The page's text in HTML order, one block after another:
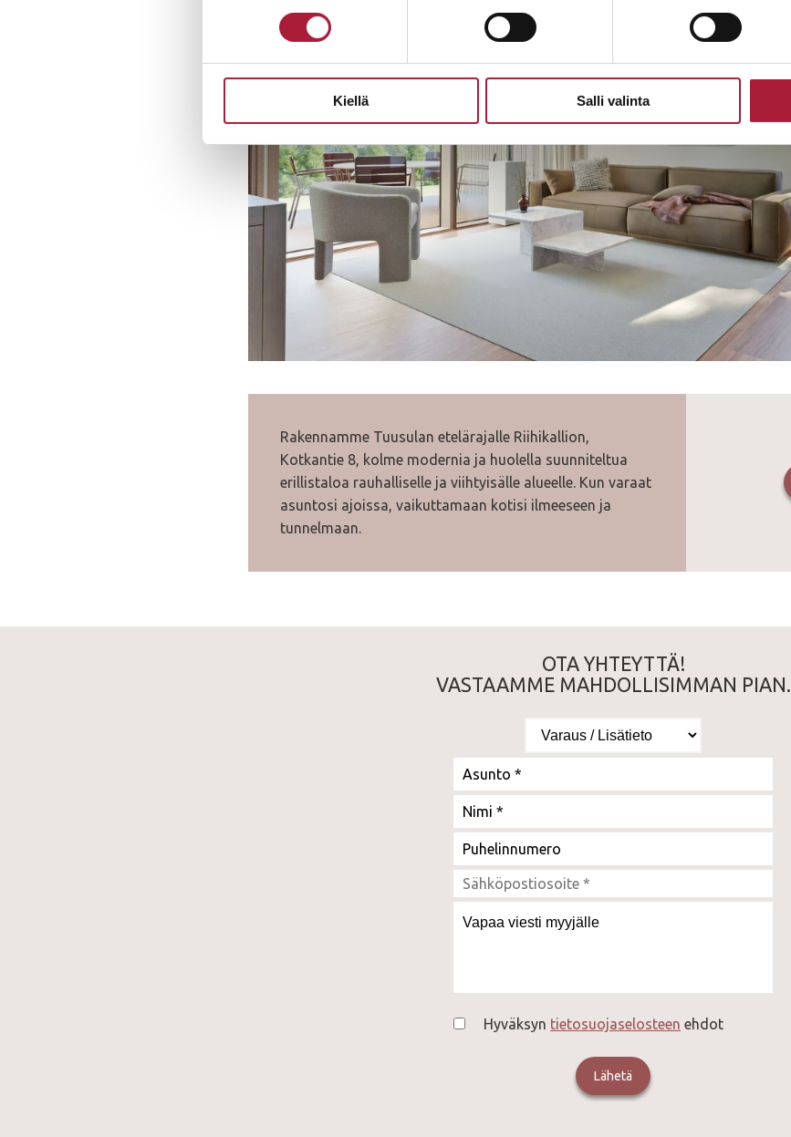
Kiellä Salli valinta
Rakennamme Tuusulan etelärajalle Riihikallion,
Kotkantie 8, kolme modernia ja huolella suunniteltua
erillistaloa rauhalliselle ja viihtyisälle alueelle. Kun varaat
asuntosi ajoissa, vaikuttamaan kotisi ilmeeseen ja
tunnelmaan.
OTA YHTEYTTÄ!
VASTAAMME MAHDOLLISIMMAN PIAN.
Hyväksyn tietosuojaselosteen ehdot